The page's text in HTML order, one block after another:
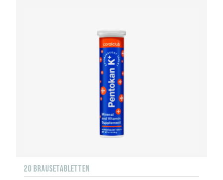
20 BRAUSETABLETTEN